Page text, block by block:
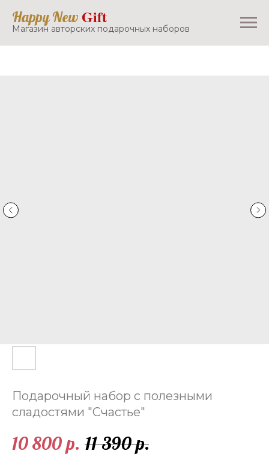
Happy New Gift
Магазин авторских подарочных наборов
Подарочный набор с полезными
сладостями "Счастье"
10 800р. 11 390р.